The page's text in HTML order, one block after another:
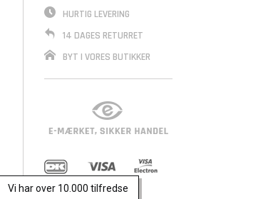
Vi har over 10.000 tilfredse
HURTIG LEVERING
14 DAGES RETURRET
BYT I VORES BUTIKKER